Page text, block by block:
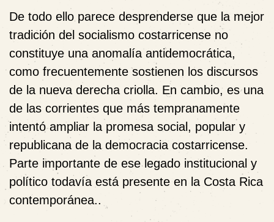
De todo ello parece desprenderse que la mejor
tradición del socialismo costarricense no
constituye una anomalía antidemocrática,
como frecuentemente sostienen los discursos
de la nueva derecha criolla. En cambio, es una
de las corrientes que más tempranamente
intentó ampliar la promesa social, popular y
republicana de la democracia costarricense.
Parte importante de ese legado institucional y
político todavía está presente en la Costa Rica
contemporánea..